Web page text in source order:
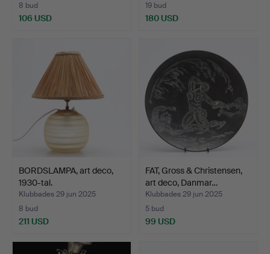
8 bud
106 USD
19 bud
180 USD
BORDSLAMPA, art deco,
1930-tal.
Klubbades 29 jun 2025
8 bud
211 USD
FAT, Gross & Christensen,
art deco, Danmar…
Klubbades 29 jun 2025
5 bud
99 USD